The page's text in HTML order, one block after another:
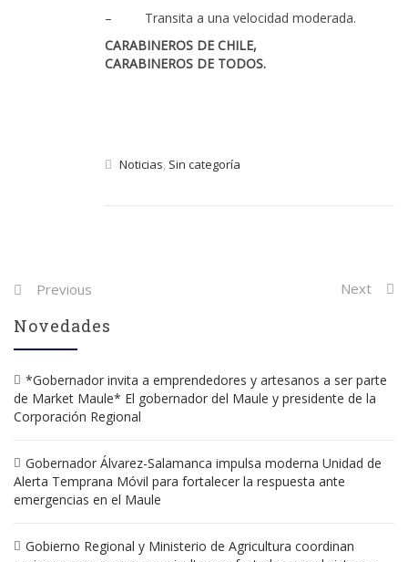
– Transita a una velocidad moderada.
CARABINEROS DE CHILE,
CARABINEROS DE TODOS.
Noticias, Sin categoría
Post
navigation
Previous Next
Novedades
*Gobernador invita a emprendedores y artesanos a ser parte
de Market Maule* El gobernador del Maule y presidente de la
Corporación Regional
Gobernador Álvarez-Salamanca impulsa moderna Unidad de
Alerta Temprana Móvil para fortalecer la respuesta ante
emergencias en el Maule
Gobierno Regional y Ministerio de Agricultura coordinan